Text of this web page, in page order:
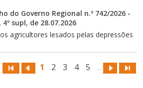
do Governo Regional n.º 742/2026 -
4º supl, de 28.07.2026
agricultores lesados pelas depressões
1 2 3 4 5 ...